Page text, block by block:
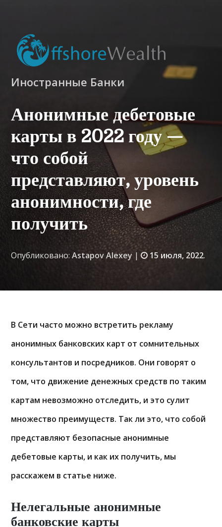
Иностранные Банки
Анонимные дебетовые
карты в 2022 году —
что собой
представляют, уровень
анонимности, где
получить
Опубликовано:Astapov Alexey | 15 июля, 2022.
В Сети часто можно встретить рекламу
анонимных банковских карт от сомнительных
консультантов и посредников. Они говорят о
том, что движение денежных средств по таким
картам невозможно отследить, и это сулит
множество преимуществ. Так ли это, что собой
представляют безопасные анонимные
дебетовые карты, и как их получить, мы
расскажем в статье ниже.
Нелегальные анонимные
банковские карты